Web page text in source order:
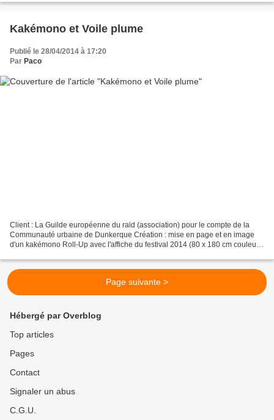
Kakémono et Voile plume
Publié le 28/04/2014 à 17:20
Par Paco
Client : La Guilde européenne du raid (association) pour le compte de la
Communauté urbaine de Dunkerque Création : mise en page et en image
d'un kakémono Roll-Up avec l'affiche du festival 2014 (80 x 180 cm couleur)
Page suivante >
Hébergé par Overblog
Top articles
Pages
Contact
Signaler un abus
C.G.U.